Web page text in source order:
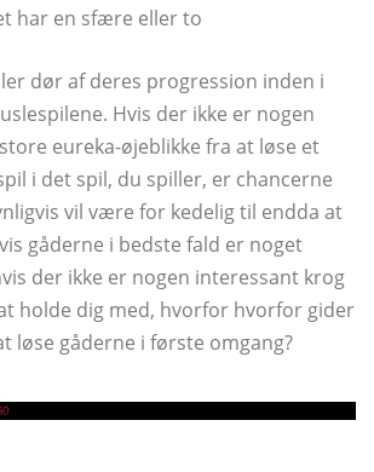
har en sfære eller to
dør af deres progression inden i
Hvis der ikke er nogen
eureka-øjeblikke fra at løse et
i det spil, du spiller, er chancerne
vil være for kedelig til endda at
gåderne i bedste fald er noget
der ikke er nogen interessant krog
holde dig med, hvorfor hvorfor gider
løse gåderne i første omgang?